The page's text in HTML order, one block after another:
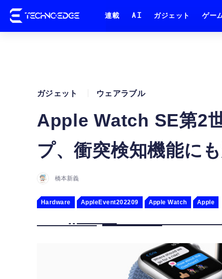
連載 AI ガジェット ゲー
Apple Watch SE第2
プ、衝突検知機能に
ガジェット ウェアラブル
橋本新義
Hardware AppleEvent202209 Apple Watch Apple